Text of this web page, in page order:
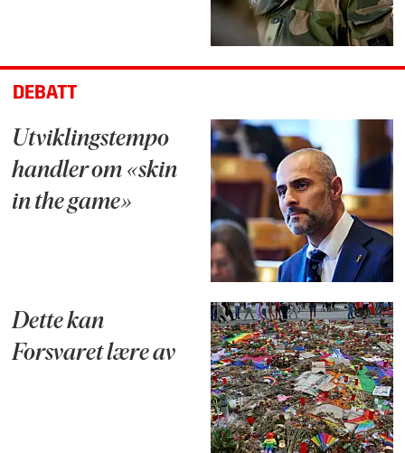
DEBATT
Utviklingstempo
handler om «skin
in the game»
Dette kan
Forsvaret lære av